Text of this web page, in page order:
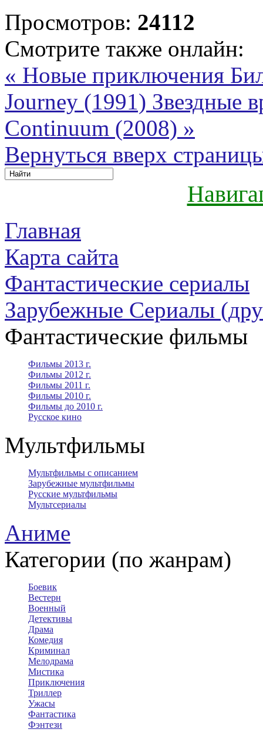
Просмотров: 24112
Смотрите также онлайн:
« Новые приключения
Journey (1991) Звездные
Continuum (2008) »
Вернуться вверх
Главная
Карта сайта
Фантастические сериалы
Зарубежные Сериалы
Фантастические фильмы
Фильмы 2013 г.
Фильмы 2012 г.
Фильмы 2011 г.
Фильмы 2010 г.
Фильмы до 2010 г.
Русское кино
Мультфильмы
Мультфильмы с описанием
Зарубежные мультфильмы
Русские мультфильмы
Мультсериалы
Аниме
Категории (по жанрам)
Боевик
Вестерн
Военный
Детективы
Драма
Комедия
Криминал
Мелодрама
Мистика
Приключения
Триллер
Ужасы
Фантастика
Фэнтези